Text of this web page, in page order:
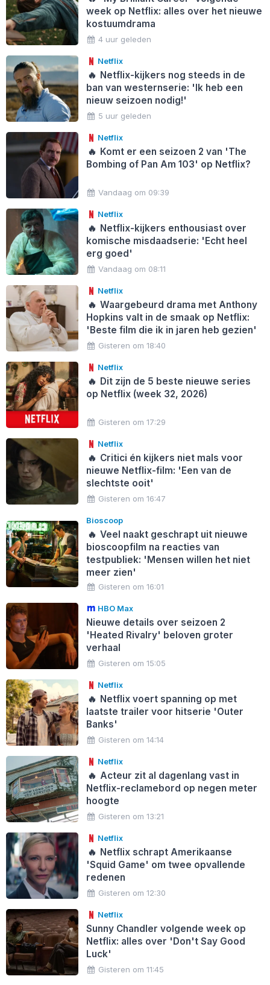
week op Netflix: alles over het nieuwe
kostuumdrama
4 uur geleden
Netflix
🔥 Netflix-kijkers nog steeds in de
ban van westernserie: 'Ik heb een
nieuw seizoen nodig!'
5 uur geleden
Netflix
🔥 Komt er een seizoen 2 van 'The
Bombing of Pan Am 103' op Netflix?
Vandaag om 09:39
Netflix
🔥 Netflix-kijkers enthousiast over
komische misdaadserie: 'Echt heel
erg goed'
Vandaag om 08:11
Netflix
🔥 Waargebeurd drama met Anthony
Hopkins valt in de smaak op Netflix:
'Beste film die ik in jaren heb gezien'
Gisteren om 18:40
Netflix
🔥 Dit zijn de 5 beste nieuwe series
op Netflix (week 32, 2026)
Gisteren om 17:29
Netflix
🔥 Critici én kijkers niet mals voor
nieuwe Netflix-film: 'Een van de
slechtste ooit'
Gisteren om 16:47
Bioscoop
🔥 Veel naakt geschrapt uit nieuwe
bioscoopfilm na reacties van
testpubliek: 'Mensen willen het niet
meer zien'
Gisteren om 16:01
HBO Max
Nieuwe details over seizoen 2
'Heated Rivalry' beloven groter
verhaal
Gisteren om 15:05
Netflix
🔥 Netflix voert spanning op met
laatste trailer voor hitserie 'Outer
Banks'
Gisteren om 14:14
Netflix
🔥 Acteur zit al dagenlang vast in
Netflix-reclamebord op negen meter
hoogte
Gisteren om 13:21
Netflix
🔥 Netflix schrapt Amerikaanse
'Squid Game' om twee opvallende
redenen
Gisteren om 12:30
Netflix
Sunny Chandler volgende week op
Netflix: alles over 'Don't Say Good
Luck'
Gisteren om 11:45